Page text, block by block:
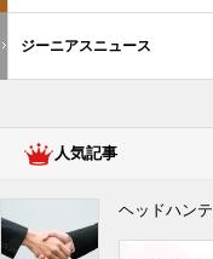
ジーニアスニュース
人気記事
ヘッドハン